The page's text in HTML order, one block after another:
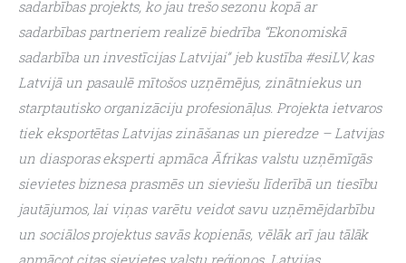
sadarbības projekts, ko jau trešo sezonu kopā ar
sadarbības partneriem realizē biedrība “Ekonomiskā
sadarbība un investīcijas Latvijai” jeb kustība #esiLV, kas
Latvijā un pasaulē mītošos uzņēmējus, zinātniekus un
starptautisko organizāciju profesionāļus. Projekta ietvaros
tiek eksportētas Latvijas zināšanas un pieredze – Latvijas
un diasporas eksperti apmāca Āfrikas valstu uzņēmīgās
sievietes biznesa prasmēs un sieviešu līderībā un tiesību
jautājumos, lai viņas varētu veidot savu uzņēmējdarbību
un sociālos projektus savās kopienās, vēlāk arī jau tālāk
apmācot citas sievietes valstu reģionos. Latvijas